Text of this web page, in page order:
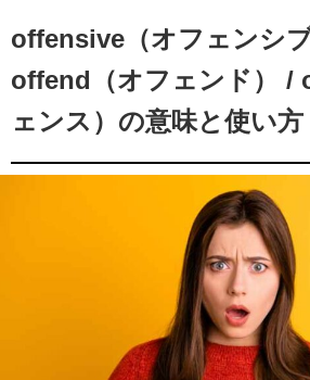
offensive（オフェンシ
offend（オフェンド） /
ェンス）の意味と使い方